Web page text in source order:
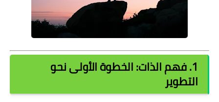
1. فهم الذات: الخطوة الأولى نحو
التطوير